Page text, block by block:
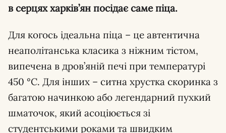
в серцях харків’ян посідає саме піца.
Для когось ідеальна піца – це автентична
неаполітанська класика з ніжним тістом,
випечена в дров’яній печі при температурі
450 °C. Для інших – ситна хрустка скоринка з
багатою начинкою або легендарний пухкий
шматочок, який асоціюється зі
студентськими роками та швидким